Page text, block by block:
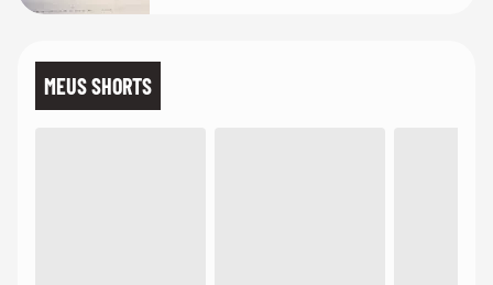
MEUS SHORTS